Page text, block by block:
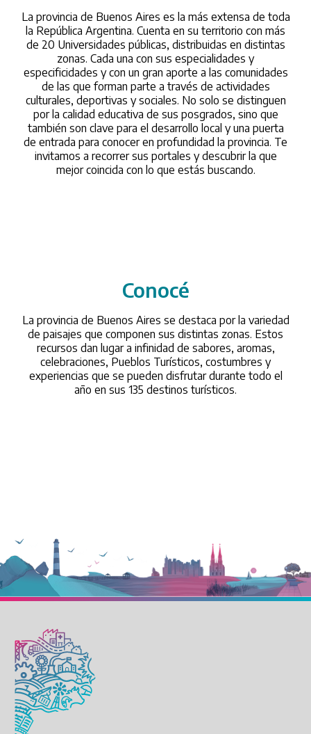
La provincia de Buenos Aires es la más extensa de toda
la República Argentina. Cuenta en su territorio con más
de 20 Universidades públicas, distribuidas en distintas
zonas. Cada una con sus especialidades y
especificidades y con un gran aporte a las comunidades
de las que forman parte a través de actividades
culturales, deportivas y sociales. No solo se distinguen
por la calidad educativa de sus posgrados, sino que
también son clave para el desarrollo local y una puerta
de entrada para conocer en profundidad la provincia. Te
invitamos a recorrer sus portales y descubrir la que
mejor coincida con lo que estás buscando.
Conocé
/conoce
La provincia de Buenos Aires se destaca por la variedad
de paisajes que componen sus distintas zonas. Estos
recursos dan lugar a infinidad de sabores, aromas,
celebraciones, Pueblos Turísticos, costumbres y
experiencias que se pueden disfrutar durante todo el
año en sus 135 destinos turísticos.